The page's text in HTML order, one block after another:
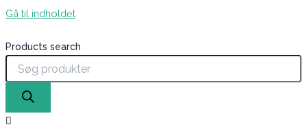
Gå til indholdet
Products search